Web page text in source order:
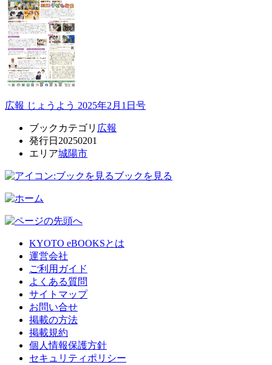
広報 じょうよう 2025年2月1日号
ブックカテゴリ 広報
発行日 20250201
エリア城陽市
ブックを見る
KYOTO eBOOKSとは
運営会社
ご利用ガイド
よくある質問
サイトマップ
お問い合せ
掲載の方法
掲載規約
個人情報保護方針
セキュリティポリシー